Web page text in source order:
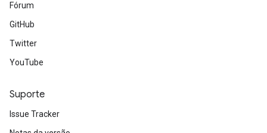
Fórum
GitHub
Twitter
YouTube
Suporte
Issue Tracker